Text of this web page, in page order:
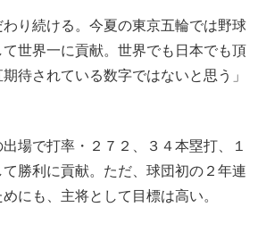
り続ける。今夏の東京五輪では野球
世界一に貢献。世界でも日本でも頂
待されている数字ではないと思う」
場で打率・２７２、３４本塁打、１
勝利に貢献。ただ、球団初の２年連
にも、主将として目標は高い。